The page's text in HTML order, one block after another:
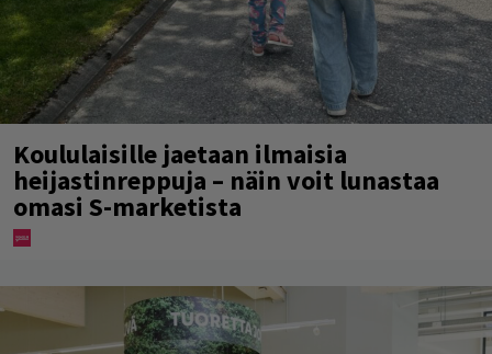
Koululaisille jaetaan ilmaisia
heijastinreppuja – näin voit lunastaa
omasi S-marketista